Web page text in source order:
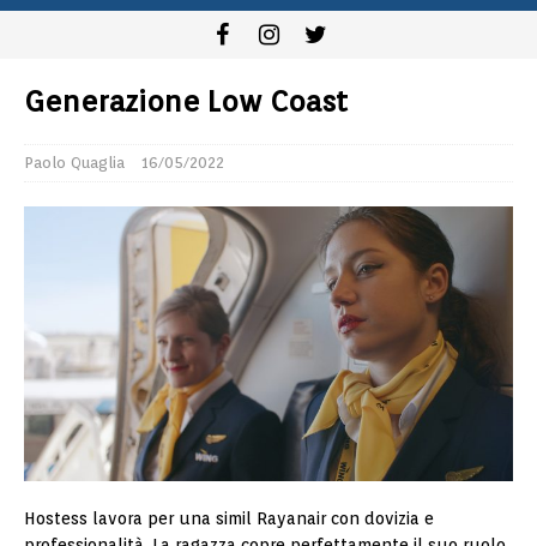
Generazione Low Coast
Paolo Quaglia 16/05/2022
Hostess lavora per una simil Rayanair con dovizia e